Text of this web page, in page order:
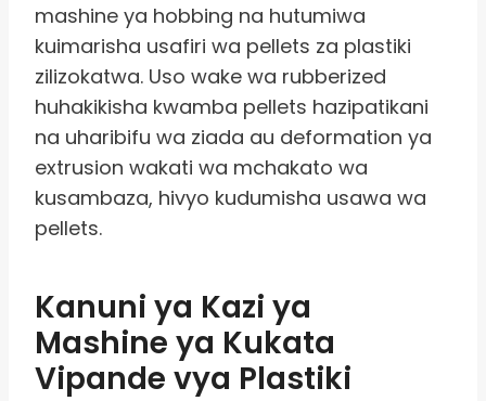
mashine ya hobbing na hutumiwa
kuimarisha usafiri wa pellets za plastiki
zilizokatwa. Uso wake wa rubberized
huhakikisha kwamba pellets hazipatikani
na uharibifu wa ziada au deformation ya
extrusion wakati wa mchakato wa
kusambaza, hivyo kudumisha usawa wa
pellets.
Kanuni ya Kazi ya
Mashine ya Kukata
Vipande vya Plastiki